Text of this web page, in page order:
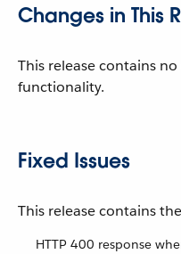
Changes in This
This release contains
functionality.
Fixed Issues
This release contains
HTTP 400 response